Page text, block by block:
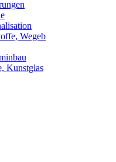
Wegeb
Kunstglas